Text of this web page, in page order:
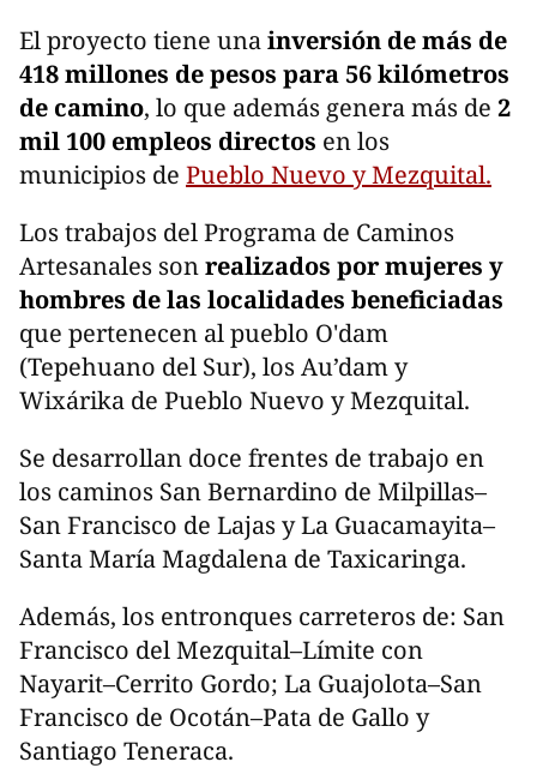
El proyecto tiene unainversión de más de
418 millones de pesos para 56 kilómetros
de camino, lo que además genera más de 2
mil 100 empleos directos en los
municipios de Pueblo Nuevo y Mezquital.
Los trabajos del Programa de Caminos
Artesanales sonrealizados por mujeres y
hombres de las localidades beneficiadas
que pertenecen al pueblo O'dam
(Tepehuano del Sur), los Au’dam y
Wixárika de Pueblo Nuevo y Mezquital.
Se desarrollan doce frentes de trabajo en
los caminos San Bernardino de Milpillas–
San Francisco de Lajas y La Guacamayita–
Santa María Magdalena de Taxicaringa.
Además, los entronques carreteros de: San
Francisco del Mezquital–Límite con
Nayarit–Cerrito Gordo; La Guajolota–San
Francisco de Ocotán–Pata de Gallo y
Santiago Teneraca.